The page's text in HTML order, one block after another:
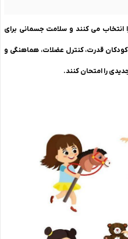
انتخاب می کنند و سلامت جسمانی برای
قدرت، کنترل عضلات، هماهنگی و
را امتحان کنند.